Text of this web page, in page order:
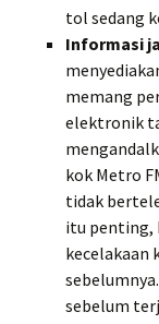
tol sedang
Informasi
memang
elektronik
kok Metro
tidak
itu penting,
kecelakaan
sebelum